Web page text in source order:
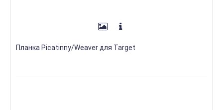
Планка Picatinny/Weaver для Target